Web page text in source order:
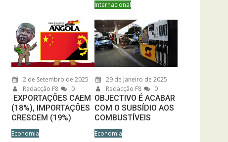
Internacional
2 de Setembro de 2025
Redacção F8
0
EXPORTAÇÕES CAEM
(18%), IMPORTAÇÕES
CRESCEM (19%)
Economia
29 de Janeiro de 2025
Redacção F8
0
OBJECTIVO É ACABAR
COM O SUBSÍDIO AOS
COMBUSTÍVEIS
Economia